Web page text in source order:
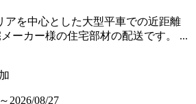
アを中心とした大型平車での近距離
ーカー様の住宅部材の配送です。 ...
2026/08/27